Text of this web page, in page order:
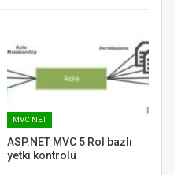
MVC NET
ASP.NET MVC 5 Rol bazlı
yetki kontrolü